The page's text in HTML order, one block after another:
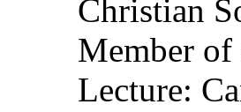
Christian
Member of
Lecture: